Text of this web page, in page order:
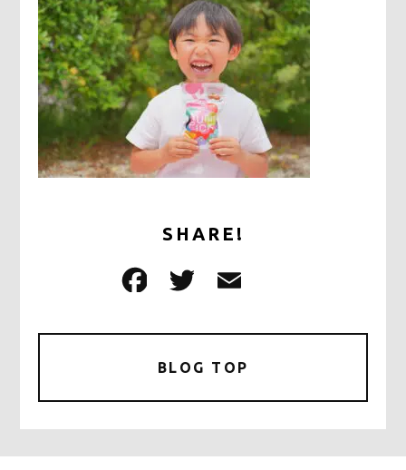
SHARE!
F
c
e
b
o
o
T
it
te
r
ai
BLOG TOP
0278-25-3400
平日9：00～17：00
定休日：土日祝日
ONLINE SHOP